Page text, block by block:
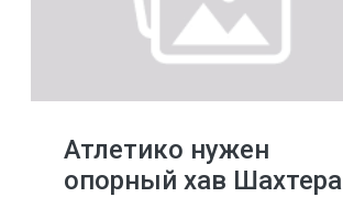
Атлетико нужен
опорный хав Шахтера